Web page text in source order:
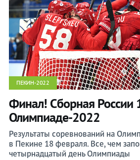
ПЕКИН-2022
Финал! Сборная России
Олимпиаде-2022
Результаты соревнований на
в Пекине 18 февраля. Все, чем
четырнадцатый день Олимпиады